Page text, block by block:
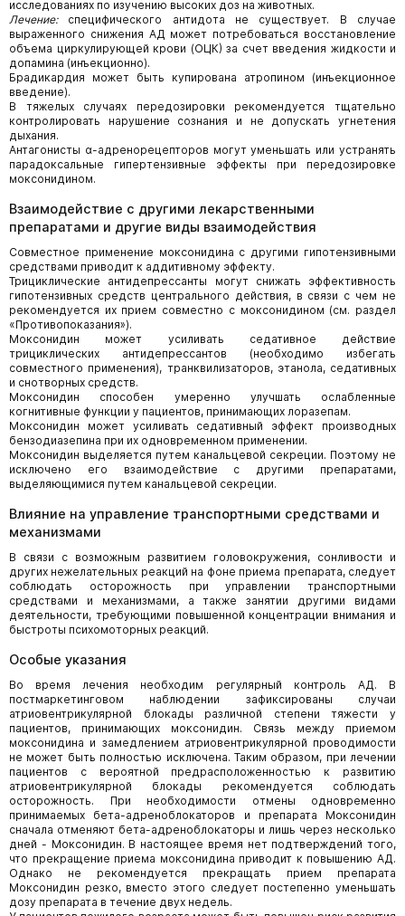
исследованиях по изучению высоких доз на животных.
Лечение:специфического антидота не существует. В случае
выраженного снижения АД может потребоваться восстановление
объема циркулирующей крови (ОЦК) за счет введения жидкости и
допамина (инъекционно).
Брадикардия может быть купирована атропином (инъекционное
введение).
В тяжелых случаях передозировки рекомендуется тщательно
контролировать нарушение сознания и не допускать угнетения
дыхания.
Антагонисты α-адренорецепторов могут уменьшать или устранять
парадоксальные гипертензивные эффекты при передозировке
моксонидином.
Взаимодействие с другими лекарственными
препаратами и другие виды взаимодействия
Совместное применение моксонидина с другими гипотензивными
средствами приводит к аддитивному эффекту.
Трициклические антидепрессанты могут снижать эффективность
гипотензивных средств центрального действия, в связи с чем не
рекомендуется их прием совместно с моксонидином (см. раздел
«Противопоказания»).
Моксонидин может усиливать седативное действие
трициклических антидепрессантов (необходимо избегать
совместного применения), транквилизаторов, этанола, седативных
и снотворных средств.
Моксонидин способен умеренно улучшать ослабленные
когнитивные функции у пациентов, принимающих лоразепам.
Моксонидин может усиливать седативный эффект производных
бензодиазепина при их одновременном применении.
Моксонидин выделяется путем канальцевой секреции. Поэтому не
исключено его взаимодействие с другими препаратами,
выделяющимися путем канальцевой секреции.
Влияние на управление транспортными средствами и
механизмами
В связи с возможным развитием головокружения, сонливости и
других нежелательных реакций на фоне приема препарата, следует
соблюдать осторожность при управлении транспортными
средствами и механизмами, а также занятии другими видами
деятельности, требующими повышенной концентрации внимания и
быстроты психомоторных реакций.
Особые указания
Во время лечения необходим регулярный контроль АД. В
постмаркетинговом наблюдении зафиксированы случаи
атриовентрикулярной блокады различной степени тяжести у
пациентов, принимающих моксонидин. Связь между приемом
моксонидина и замедлением атриовентрикулярной проводимости
не может быть полностью исключена. Таким образом, при лечении
пациентов с вероятной предрасположенностью к развитию
атриовентрикулярной блокады рекомендуется соблюдать
осторожность. При необходимости отмены одновременно
принимаемых бета-адреноблокаторов и препарата Моксонидин
сначала отменяют бета-адреноблокаторы и лишь через несколько
дней - Моксонидин. В настоящее время нет подтверждений того,
что прекращение приема моксонидина приводит к повышению АД.
Однако не рекомендуется прекращать прием препарата
Моксонидин резко, вместо этого следует постепенно уменьшать
дозу препарата в течение двух недель.